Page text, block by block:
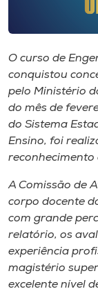
Museu
Unoesc
Store
Selecione
O curso de
conquistou
pelo Ministério
do mês de
do Sistema
Ensino, foi
reconhecimento
A Comissão de
corpo docente
com grande
relatório, os
experiência
magistério
excelente nível